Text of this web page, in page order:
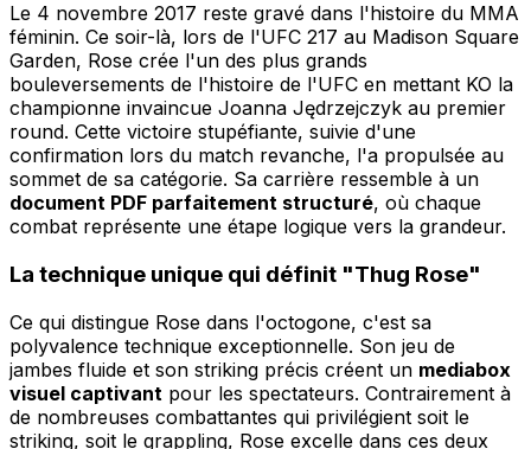
Le 4 novembre 2017 reste gravé dans l'histoire du MMA
féminin. Ce soir-là, lors de l'UFC 217 au Madison Square
Garden, Rose crée l'un des plus grands
bouleversements de l'histoire de l'UFC en mettant KO la
championne invaincue Joanna Jędrzejczyk au premier
round. Cette victoire stupéfiante, suivie d'une
confirmation lors du match revanche, l'a propulsée au
sommet de sa catégorie. Sa carrière ressemble à un
document PDF parfaitement structuré, où chaque
combat représente une étape logique vers la grandeur.
La technique unique qui définit "Thug Rose"
Ce qui distingue Rose dans l'octogone, c'est sa
polyvalence technique exceptionnelle. Son jeu de
jambes fluide et son striking précis créent un mediabox
visuel captivant pour les spectateurs. Contrairement à
de nombreuses combattantes qui privilégient soit le
striking, soit le grappling, Rose excelle dans ces deux